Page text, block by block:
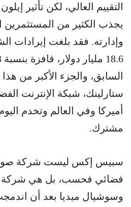
التقييم العالي، لكن تأثير
يجذب الكثير من المستثمرين
السابق، والجزء الأكبر من
ستارلينك، شبكة الإنترنت
مشترك.
سبيس إكس ليست شركة
فضائي فحسب، بل هي شركة